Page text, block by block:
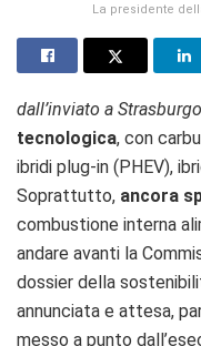
La presidente
dall’inviato a Strasburgo
tecnologica, con
ibridi plug-in (PHEV),
Soprattutto, ancora
combustione interna
andare avanti la
dossier della
annunciata e attesa,
messo a punto